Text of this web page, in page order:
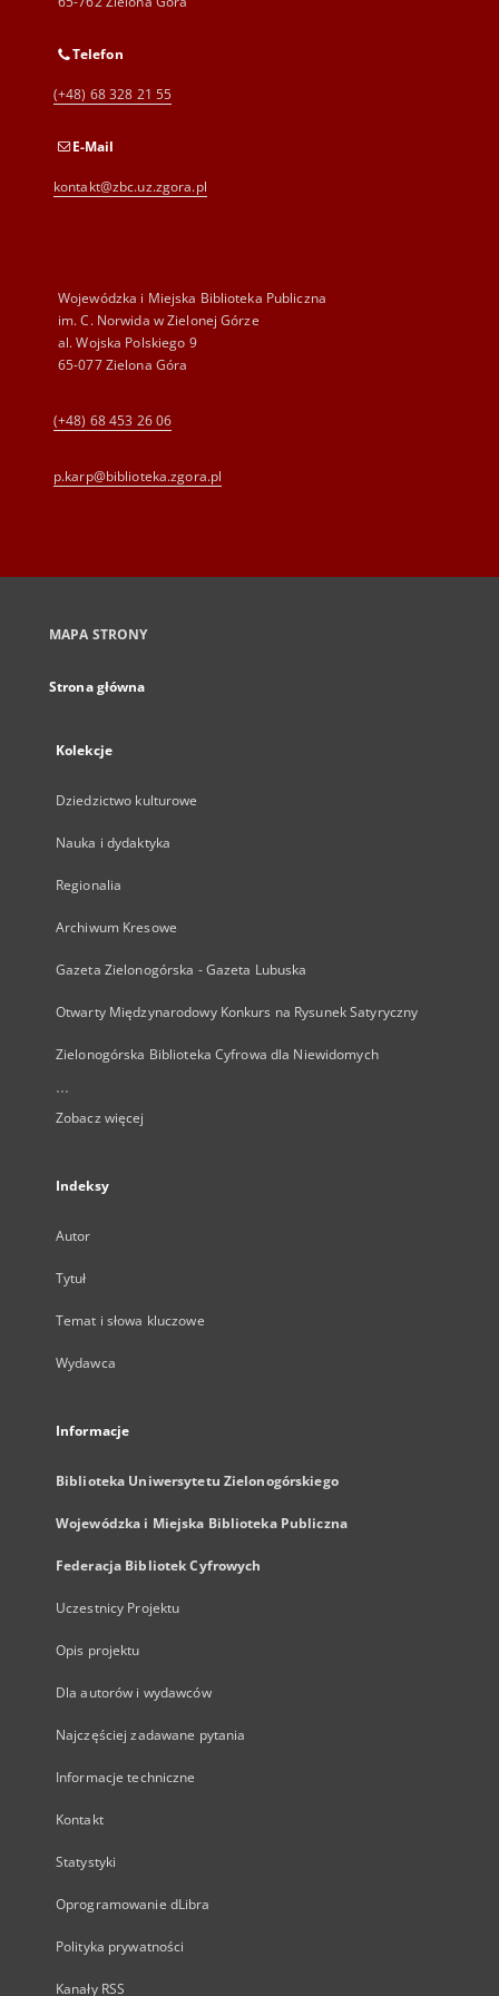
Telefon
(+48) 68 328 21 55
E-Mail
kontakt@zbc.uz.zgora.pl
Wojewódzka i Miejska Biblioteka Publiczna
im. C. Norwida w Zielonej Górze
al. Wojska Polskiego 9
65-077 Zielona Góra
(+48) 68 453 26 06
p.karp@biblioteka.zgora.pl
MAPA STRONY
Strona główna
Kolekcje
Dziedzictwo kulturowe
Nauka i dydaktyka
Regionalia
Archiwum Kresowe
Gazeta Zielonogórska - Gazeta Lubuska
Otwarty Międzynarodowy Konkurs na Rysunek Satyryczny
Zielonogórska Biblioteka Cyfrowa dla Niewidomych
...
Zobacz więcej
Indeksy
Autor
Tytuł
Temat i słowa kluczowe
Wydawca
Informacje
Biblioteka Uniwersytetu Zielonogórskiego
Wojewódzka i Miejska Biblioteka Publiczna
Federacja Bibliotek Cyfrowych
Uczestnicy Projektu
Opis projektu
Dla autorów i wydawców
Najczęściej zadawane pytania
Informacje techniczne
Kontakt
Statystyki
Oprogramowanie dLibra
Polityka prywatności
Kanały RSS